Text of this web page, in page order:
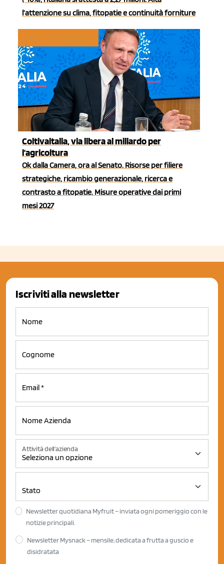
l’attenzione su clima, fitopatie e continuità forniture
Coltivaitalia, via libera al miliardo per
l'agricoltura
Ok dalla Camera, ora al Senato. Risorse per filiere
strategiche, ricambio generazionale, ricerca e
contrasto a fitopatie. Misure operative dai primi
mesi 2027
Iscriviti alla newsletter
Attività dell'azienda
Newsletter quotidiana Myfruit – inviata ogni pomeriggio con le
notizie principali.
Newsletter Mysnack – mensile, dedicata a frutta a guscio e
disidratata